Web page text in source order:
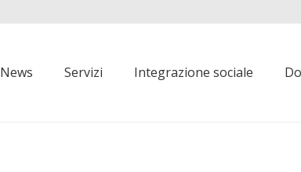
News Servizi Integrazione sociale